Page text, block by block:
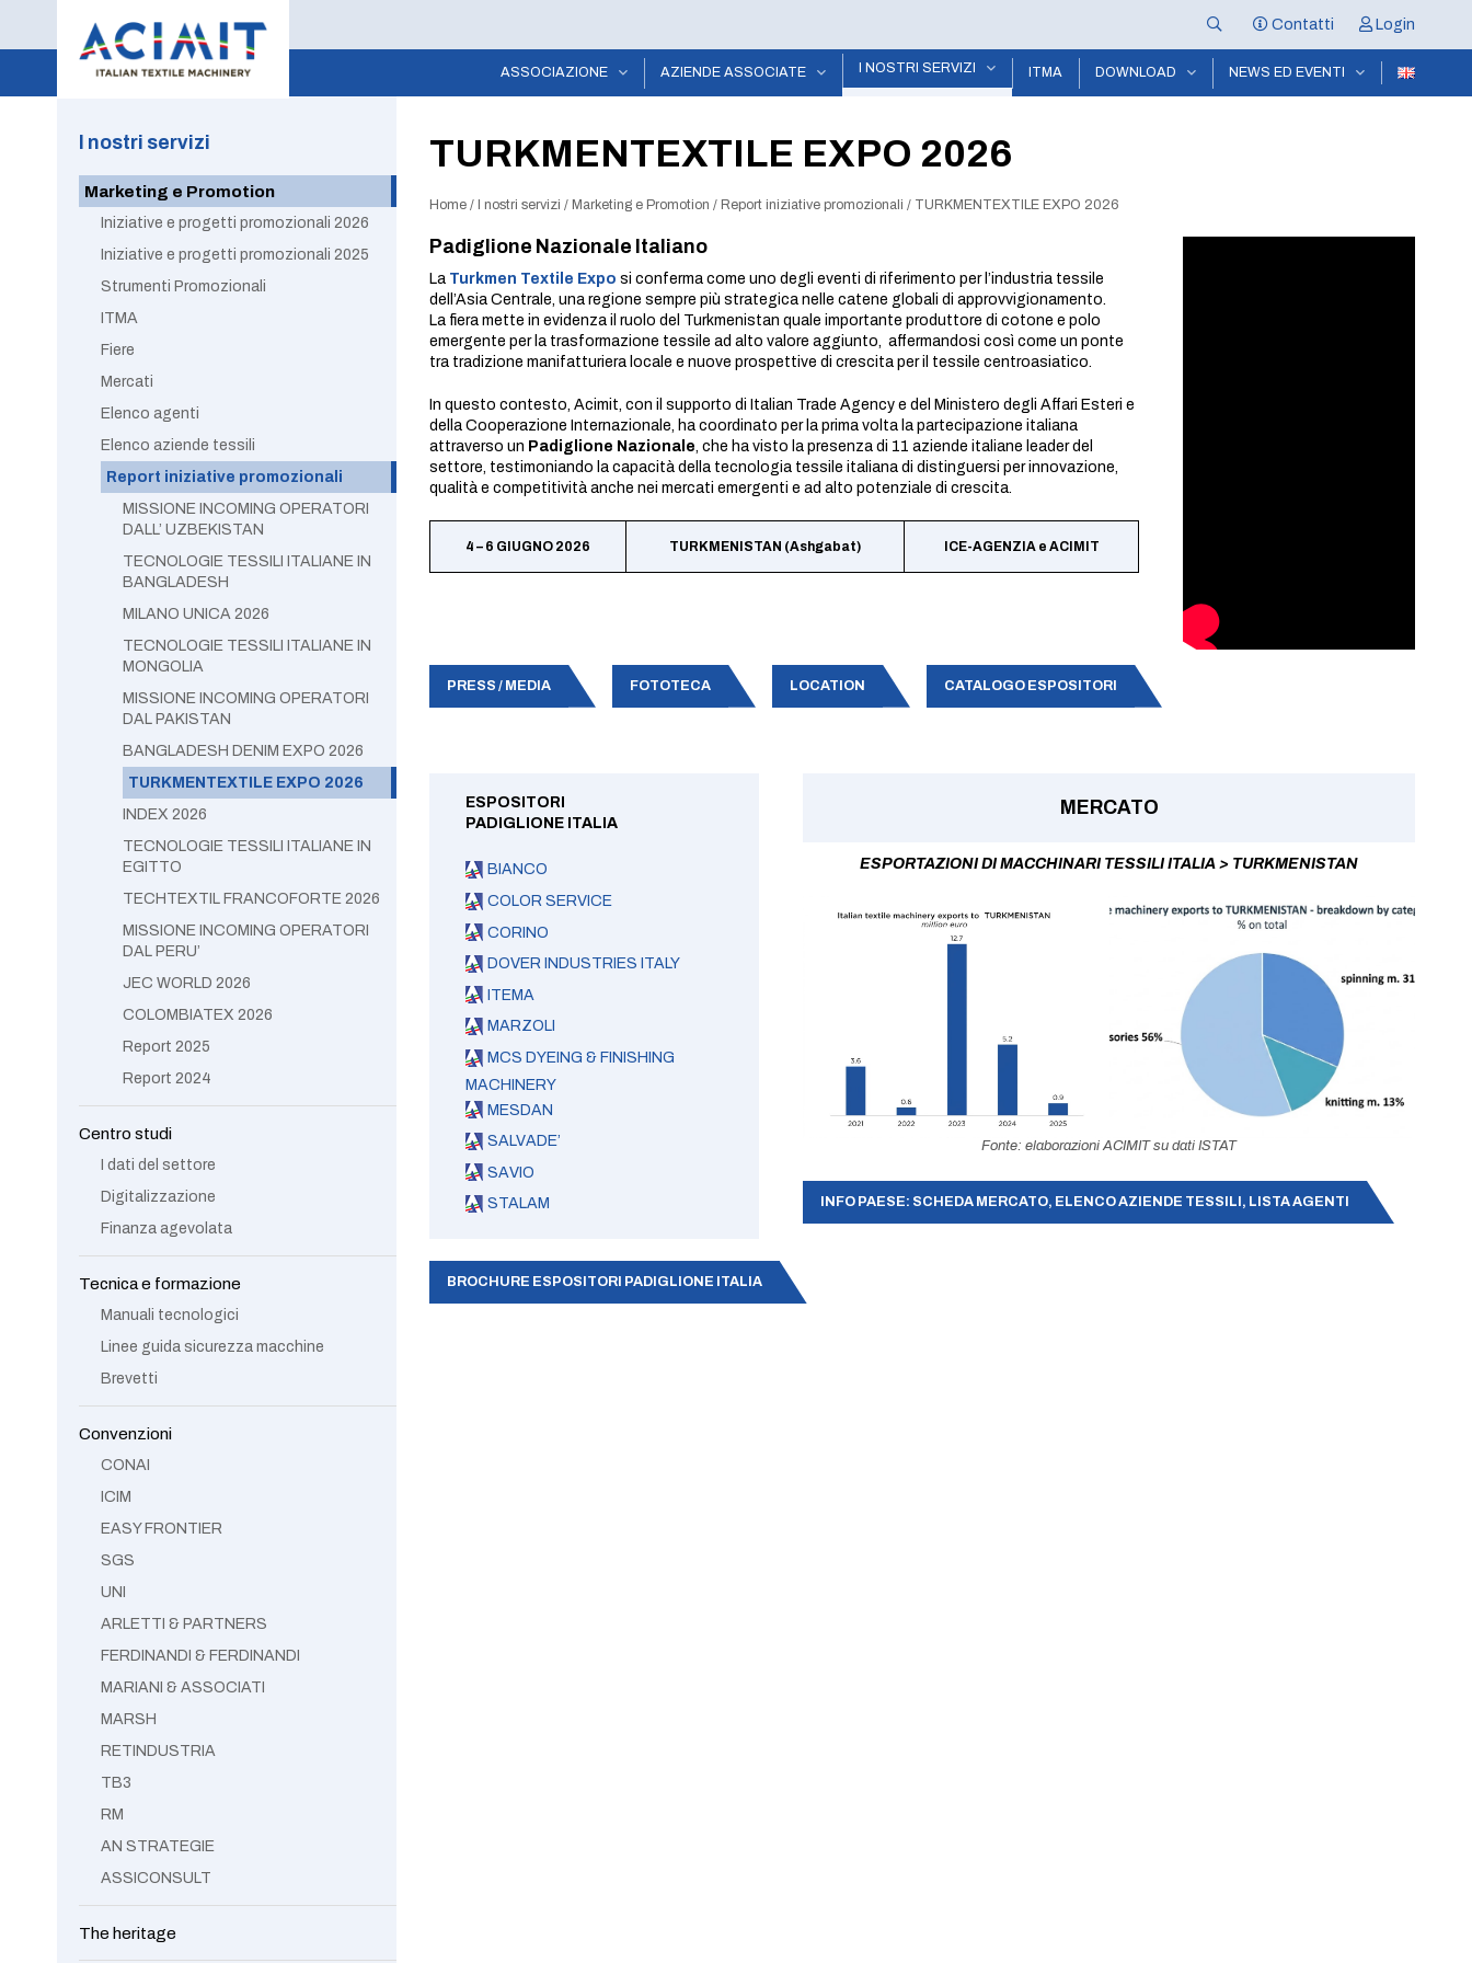
Contatti Login
ASSOCIAZIONE AZIENDE ASSOCIATE I NOSTRI SERVIZI ITMA DOWNLOAD NEWS ED EVENTI
TURKMENTEXTILE EXPO 2026
Home / I nostri servizi / Marketing e Promotion / Report iniziative promozionali / TURKMENTEXTILE EXPO 2026
Padiglione Nazionale Italiano
La Turkmen Textile Expo si conferma come uno degli eventi di riferimento per l’industria tessile
dell’Asia Centrale, una regione sempre più strategica nelle catene globali di approvvigionamento.
La fiera mette in evidenza il ruolo del Turkmenistan quale importante produttore di cotone e polo
emergente per la trasformazione tessile ad alto valore aggiunto, affermandosi così come un ponte
tra tradizione manifatturiera locale e nuove prospettive di crescita per il tessile centroasiatico.
In questo contesto, Acimit, con il supporto di Italian Trade Agency e del Ministero degli Affari Esteri e
della Cooperazione Internazionale, ha coordinato per la prima volta la partecipazione italiana
attraverso un Padiglione Nazionale, che ha visto la presenza di 11 aziende italiane leader del
settore, testimoniando la capacità della tecnologia tessile italiana di distinguersi per innovazione,
qualità e competitività anche nei mercati emergenti e ad alto potenziale di crescita.
4 – 6 GIUGNO 2026 TURKMENISTAN (Ashgabat) ICE-AGENZIA e ACIMIT
PRESS / MEDIA FOTOTECA LOCATION CATALOGO ESPOSITORI
ESPOSITORI
PADIGLIONE ITALIA
BIANCO
COLOR SERVICE
CORINO
DOVER INDUSTRIES ITALY
ITEMA
MARZOLI
MCS DYEING & FINISHING
MACHINERY
MESDAN
SALVADE’
SAVIO
STALAM
BROCHURE ESPOSITORI PADIGLIONE ITALIA
MERCATO
ESPORTAZIONI DI MACCHINARI TESSILI ITALIA > TURKMENISTAN
Fonte: elaborazioni ACIMIT su dati ISTAT
INFO PAESE: SCHEDA MERCATO, ELENCO AZIENDE TESSILI, LISTA AGENTI
I nostri servizi
Marketing e Promotion
Iniziative e progetti promozionali 2026
Iniziative e progetti promozionali 2025
Strumenti Promozionali
ITMA
Fiere
Mercati
Elenco agenti
Elenco aziende tessili
Report iniziative promozionali
MISSIONE INCOMING OPERATORI
DALL’ UZBEKISTAN
TECNOLOGIE TESSILI ITALIANE IN
BANGLADESH
MILANO UNICA 2026
TECNOLOGIE TESSILI ITALIANE IN
MONGOLIA
MISSIONE INCOMING OPERATORI
DAL PAKISTAN
BANGLADESH DENIM EXPO 2026
TURKMENTEXTILE EXPO 2026
INDEX 2026
TECNOLOGIE TESSILI ITALIANE IN
EGITTO
TECHTEXTIL FRANCOFORTE 2026
MISSIONE INCOMING OPERATORI
DAL PERU’
JEC WORLD 2026
COLOMBIATEX 2026
Report 2025
Report 2024
Centro studi
I dati del settore
Digitalizzazione
Finanza agevolata
Tecnica e formazione
Manuali tecnologici
Linee guida sicurezza macchine
Brevetti
Convenzioni
CONAI
ICIM
EASY FRONTIER
SGS
UNI
ARLETTI & PARTNERS
FERDINANDI & FERDINANDI
MARIANI & ASSOCIATI
MARSH
RETINDUSTRIA
TB3
RM
AN STRATEGIE
ASSICONSULT
The heritage